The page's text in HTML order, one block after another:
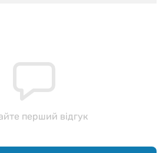
перший відгук